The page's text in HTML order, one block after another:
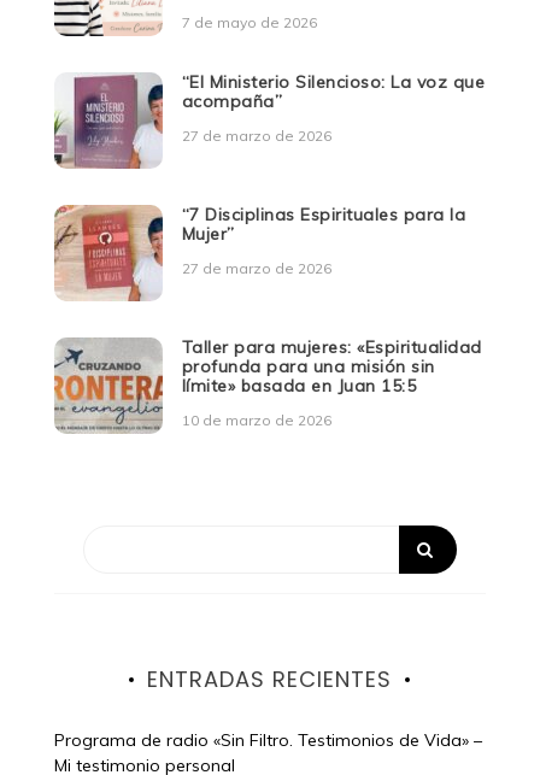
7 de mayo de 2026
“El Ministerio Silencioso: La voz que
acompaña”
27 de marzo de 2026
“7 Disciplinas Espirituales para la
Mujer”
27 de marzo de 2026
Taller para mujeres: «Espiritualidad
profunda para una misión sin
límite» basada en Juan 15:5
10 de marzo de 2026
ENTRADAS RECIENTES
Programa de radio «Sin Filtro. Testimonios de Vida» –
Mi testimonio personal